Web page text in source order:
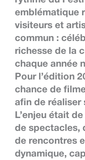
emblématique
visiteurs et
commun :
richesse de la
chaque année
Pour l’édition
chance de
afin de réaliser
L’enjeu était
de spectacles,
de rencontres
dynamique,